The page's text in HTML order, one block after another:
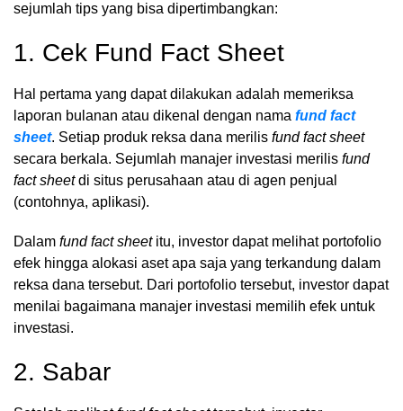
sejumlah tips yang bisa dipertimbangkan:
1. Cek Fund Fact Sheet
Hal pertama yang dapat dilakukan adalah memeriksa
laporan bulanan atau dikenal dengan nama fund fact
sheet. Setiap produk reksa dana merilis fund fact sheet
secara berkala. Sejumlah manajer investasi merilis fund
fact sheetdi situs perusahaan atau di agen penjual
(contohnya, aplikasi).
Dalam fund fact sheetitu, investor dapat melihat portofolio
efek hingga alokasi aset apa saja yang terkandung dalam
reksa dana tersebut. Dari portofolio tersebut, investor dapat
menilai bagaimana manajer investasi memilih efek untuk
investasi.
2. Sabar